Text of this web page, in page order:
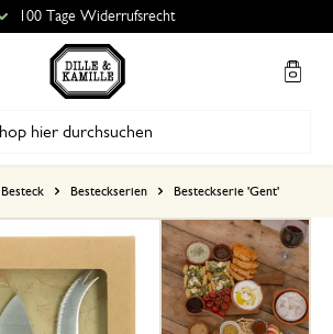
100 Tage Widerrufsrecht
Besteck Besteckserien Besteckserie 'Gent'